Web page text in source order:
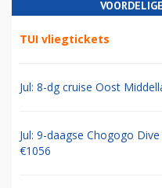
TUI vliegtickets
Jul: 8-dg cruise Oost
Jul: 9-daagse Chogogo
€1056